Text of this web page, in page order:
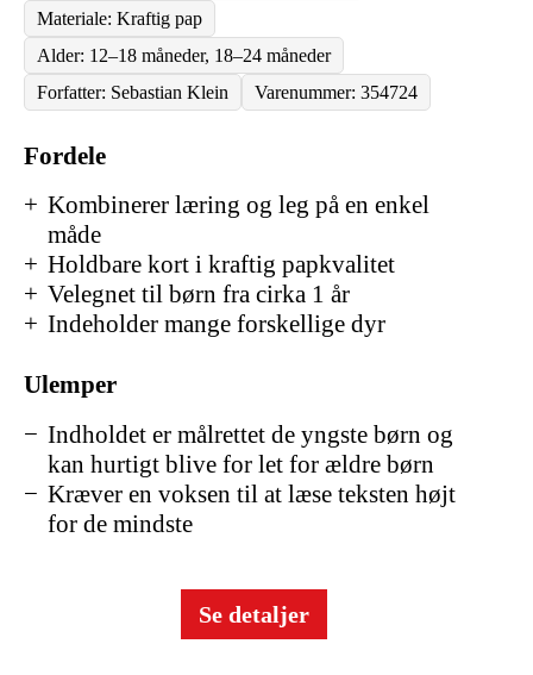
Fordele
Kombinerer læring og leg på en enkel
måde
Holdbare kort i kraftig papkvalitet
Velegnet til børn fra cirka 1 år
Indeholder mange forskellige dyr
Ulemper
Indholdet er målrettet de yngste børn og
kan hurtigt blive for let for ældre børn
Kræver en voksen til at læse teksten højt
for de mindste
Materiale: Kraftig pap
Alder: 12–18 måneder, 18–24 måneder
Forfatter: Sebastian Klein
Varenummer: 354724
Se detaljer